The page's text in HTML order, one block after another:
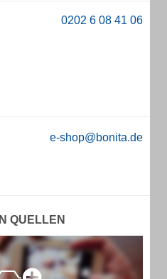
e-shop@bonita.de
QUELLEN